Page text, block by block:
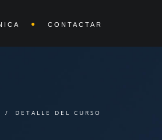
CONTACTAR
/ DETALLE DEL CURSO